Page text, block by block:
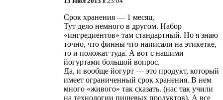
Срок хранения — 1 месяц.
Тут дело немного в другом. Набор
«ингредиентов» там стандартный. Но я знаю
точно, что финны что написали на этикетке,
то и положат туда. А вот с нашими
йогуртами большой вопрос.
Да, и вообще йогурт — это продукт, который
имеет ограниченный срок хранения. В нем
много «живого» так сказать. (нас так учили
на технологии пищевых продуктов). А все